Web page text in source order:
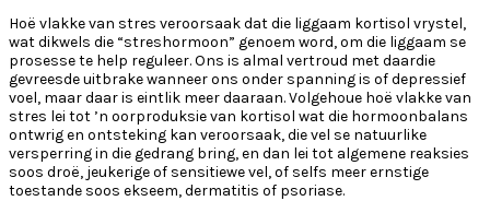
Hoë vlakke van stres veroorsaak dat die liggaam kortisol vrystel,
wat dikwels die “streshormoon” genoem word, om die liggaam se
prosesse te help reguleer. Ons is almal vertroud met daardie
gevreesde uitbrake wanneer ons onder spanning is of depressief
voel, maar daar is eintlik meer daaraan. Volgehoue hoë vlakke van
stres lei tot ’n oorproduksie van kortisol wat die hormoonbalans
ontwrig en ontsteking kan veroorsaak, die vel se natuurlike
versperring in die gedrang bring, en dan lei tot algemene reaksies
soos droë, jeukerige of sensitiewe vel, of selfs meer ernstige
toestande soos ekseem, dermatitis of psoriase.